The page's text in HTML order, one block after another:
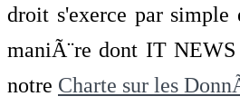
droit s'exerce par
maniÃ¨re dont IT
notre Charte sur les